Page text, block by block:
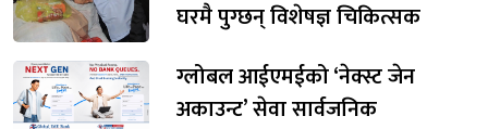
घरमै पुग्छन् विशेषज्ञ चिकित्सक
ग्लोबल आईएमईको ‘नेक्स्ट जेन
अकाउन्ट’ सेवा सार्वजनिक